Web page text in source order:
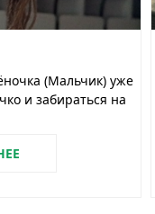
(Мальчик) уже
и забираться на